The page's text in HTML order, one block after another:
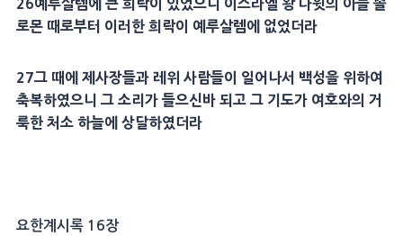
26예루살렘에 큰 희락이 있었으니 이스라엘 왕 다윗의 아들 솔
로몬때로부터 이러한 희락이 예루살렘에 없었더라
27그 때에 제사장들과 레위 사람들이 일어나서 백성을 위하여
축복하였으니 그 소리가 들으신바 되고 그 기도가 여호와의 거
룩한 처소 하늘에 상달하였더라
요한계시록 16장